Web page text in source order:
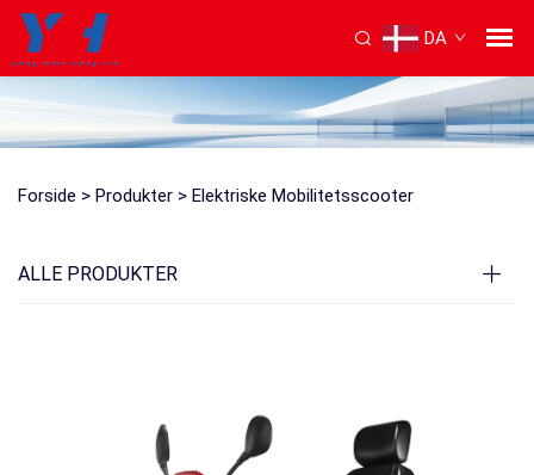
DA
Forside > Produkter > Elektriske Mobilitetsscooter
ALLE PRODUKTER